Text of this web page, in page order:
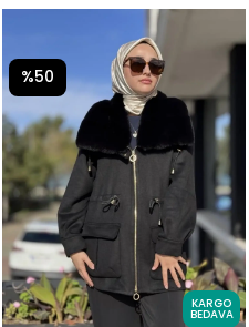
KARGO
BEDAVA
%50